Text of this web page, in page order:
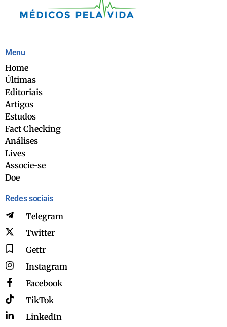
Menu
Home
Últimas
Editoriais
Artigos
Estudos
Fact Checking
Análises
Lives
Associe-se
Doe
Redes sociais
Telegram
Twitter
Gettr
Instagram
Facebook
TikTok
LinkedIn